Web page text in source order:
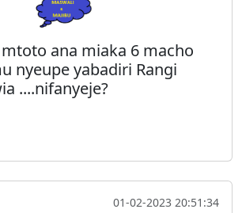
ana miaka 6 macho
nyeupe yabadiri Rangi
....nifanyeje?
01-02-2023 20:51:34